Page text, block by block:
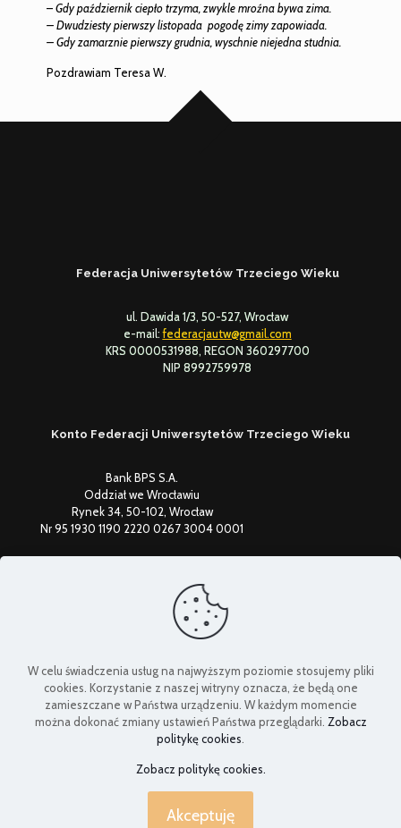
–Gdy październik ciepło trzyma, zwykle mroźna bywa zima.
– Dwudziesty pierwszy listopada pogodę zimy zapowiada.
– Gdy zamarznie pierwszy grudnia, wyschnie niejedna studnia.
Pozdrawiam Teresa W.
Federacja Uniwersytetów Trzeciego Wieku
ul. Dawida 1/3, 50-527, Wrocław
e-mail:federacjautw@gmail.com
KRS 0000531988, REGON 360297700
NIP 8992759978
Konto Federacji Uniwersytetów Trzeciego Wieku
Bank BPS S.A.
Oddział we Wrocławiu
Rynek 34, 50-102, Wrocław
Nr 95 1930 1190 2220 0267 3004 0001
Federacja Uniwersytetów Trzeciego Wieku
© 2024 dolnoslaski-senior.pl | All Rights Reserved
W celu świadczenia usług na najwyższym poziomie stosujemy pliki
cookies. Korzystanie z naszej witryny oznacza, że będą one
zamieszczane w Państwa urządzeniu. W każdym momencie
można dokonać zmiany ustawień Państwa przeglądarki. Zobacz
politykę cookies
Zobacz politykę cookies.
Akceptuję